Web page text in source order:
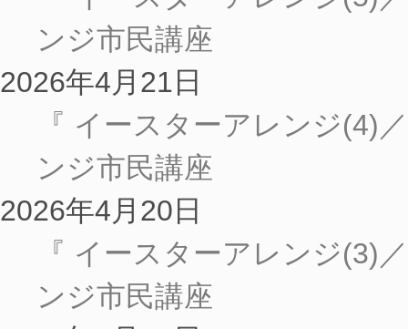
ンジ市民講座
2026年4月21日
『 イースターアレンジ(4)
ンジ市民講座
2026年4月20日
『 イースターアレンジ(3)
ンジ市民講座